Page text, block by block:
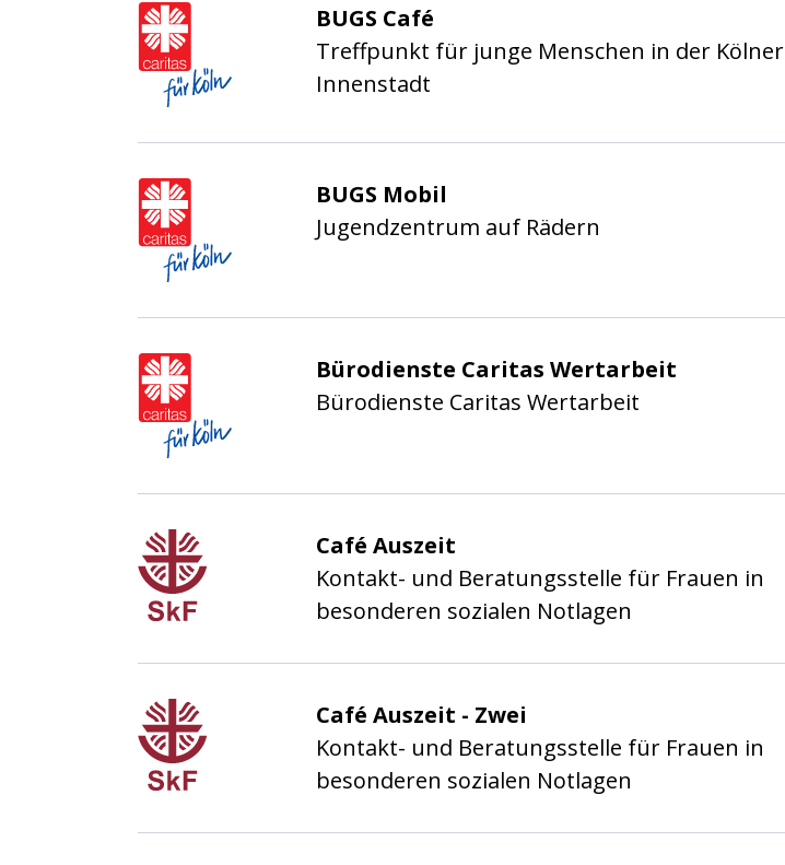
Caritasverband für die Stadt Köln e.V.
BUGS Café
Treffpunkt für junge Menschen in der Kölner
Innenstadt
Caritasverband für die Stadt Köln e.V.
BUGS Mobil
Jugendzentrum auf Rädern
Caritasverband für die Stadt Köln e.V.
Bürodienste Caritas Wertarbeit
Bürodienste Caritas Wertarbeit
Sozialdienst katholischer Frauen e.V. Köln
Café Auszeit
Kontakt- und Beratungsstelle für Frauen in
besonderen sozialen Notlagen
Sozialdienst katholischer Frauen e.V. Köln
Café Auszeit - Zwei
Kontakt- und Beratungsstelle für Frauen in
besonderen sozialen Notlagen